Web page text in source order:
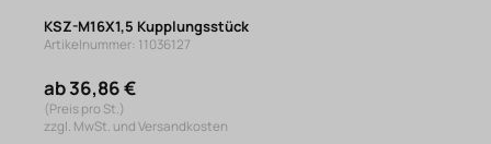
KSZ-M16X1,5 Kupplungsstück
Artikelnummer: 11036127
ab 36,86 €
(Preis pro St.)
zzgl. MwSt. und Versandkosten